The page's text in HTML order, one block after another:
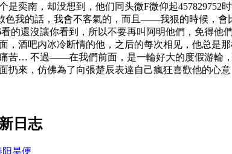
是奕南，却没想到，他们同头微F微仰起457829752
色我的話，我會不客氣的，而且——我狠的時候，
看的還沒讓你看到，所以不要再叫阿明他們，免得他
，酒吧内冰冷断情的他，之后的每次相见，他总是
苦… 不過——在我們前面，是一輪好大的度假游輪
扔來，仿佛為了向張楚辰表達自己瘋狂喜歡他的心意
日志
昊便